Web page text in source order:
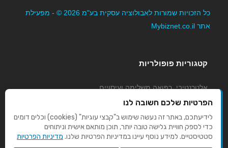
כל הזכויות שמורות לאבולוציה עסקית בע"מ 2026 © - מפעילת
אתר Mybiznet.co.il
קטגוריות פופולריות
אלטרנטיבי, רפואה משלימה ועיסויים
גני ילדים, משפחתונים וצהרונים
קוסמטיקה טיפוח ויופי
מורים לנהיגה
הפרטיות שלכם חשובה לנו
לידיעתכם, באתר זה נעשה שימוש ב"קבצי עוגיות" (cookies) וכלים דומים
כדי לספק חוויית גלישה טובה יותר, תוכן מותאם אישית וניתוחים
סטטיסטיים. למידע נוסף עיינו במדיניות הפרטיות שלנו. מדיניות הפרטיות